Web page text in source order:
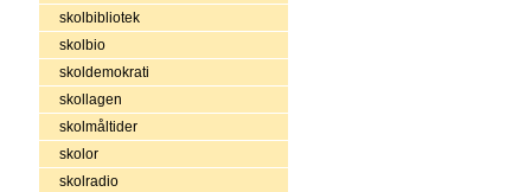
skolbibliotek
skolbio
skoldemokrati
skollagen
skolmåltider
skolor
skolradio